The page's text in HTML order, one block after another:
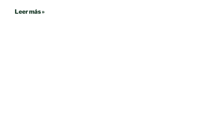
Leer más »